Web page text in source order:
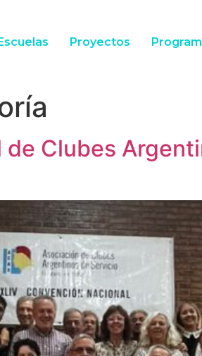
Proyectos
Clubes